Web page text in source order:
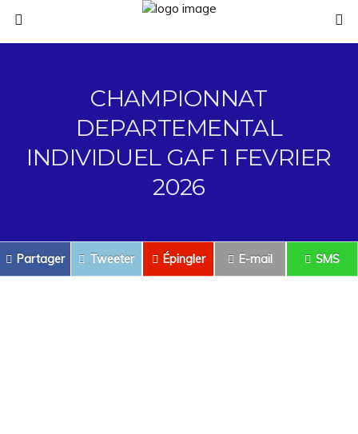
CHAMPIONNAT
DEPARTEMENTAL
INDIVIDUEL GAF 1 FEVRIER
2026
Partager Tweeter Épingler E-mail SMS